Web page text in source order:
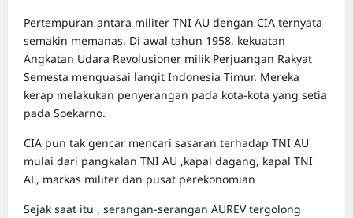
Pertempuran antara militer TNI AU dengan CIA ternyata
semakin memanas. Di awal tahun 1958, kekuatan
Angkatan Udara Revolusioner milik Perjuangan Rakyat
Semesta menguasai langit Indonesia Timur. Mereka
kerap melakukan penyerangan pada kota-kota yang setia
pada Soekarno.
CIA pun tak gencar mencari sasaran terhadap TNI AU
mulai dari pangkalan TNI AU ,kapal dagang, kapal TNI
AL, markas militer dan pusat perekonomian
Sejak saat itu , serangan-serangan AUREV tergolong